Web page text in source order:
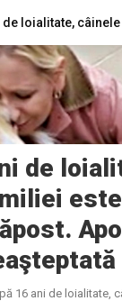
de
16 ani de loialitate,